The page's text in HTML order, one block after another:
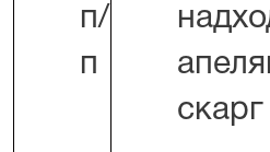
п/
п
скарг